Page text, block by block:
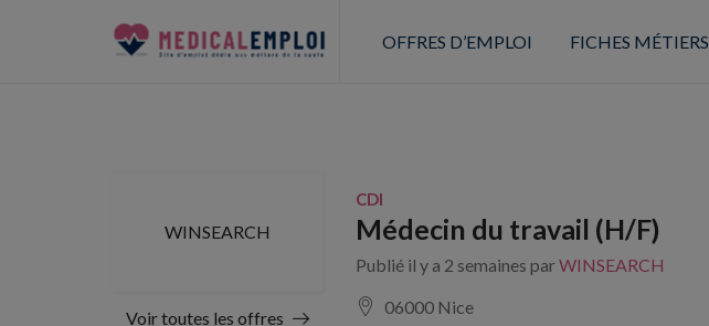
OFFRES D’EMPLOI FICHES MÉTIERS
WINSEARCH
Voir toutes les offres
CDI
Médecin du travail (H/F)
Publié il y a 2 semaines parWINSEARCH
06000 Nice